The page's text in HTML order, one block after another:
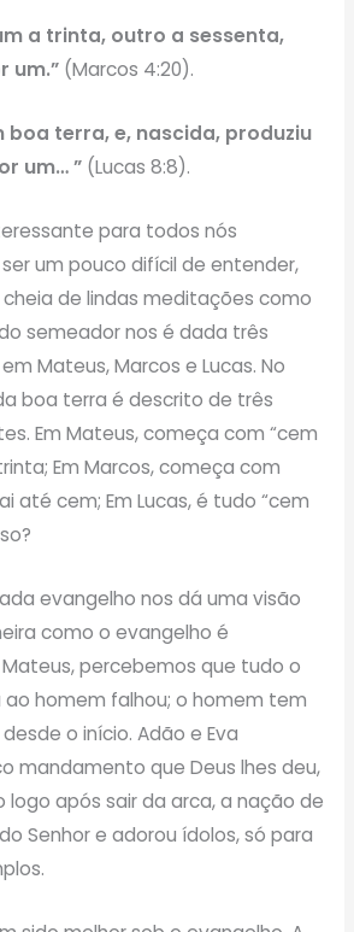
a trinta, outro a sessenta,
um.”​​(Marcos 4:20).
boa terra, e, nascida, produziu
um… ”​​(Lucas 8:8).
para todos nós
um pouco difícil de entender,
de lindas meditações ​​como
semeador nos é dada três
Mateus, Marcos e Lucas. No
boa terra é descrito de três
Em Mateus, começa com “cem
Em Marcos, começa com
até cem; Em Lucas, é tudo “cem
evangelho nos dá uma visão
como o evangelho é
percebemos que tudo o
ao homem falhou; o homem tem
o início. Adão e Eva
mandamento que Deus lhes deu,
logo após sair da arca, a nação de
Senhor e adorou ídolos, só para